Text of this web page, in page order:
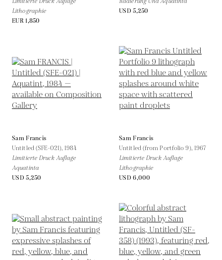
Lithographie
EUR 1,850
USD 5,250
Sam Francis
Untitled (SFE-021), 1984
Limitierte Druck Auflage
Aquatinta
USD 5,250
Sam Francis
Untitled (from Portfolio 9), 1967
Limitierte Druck Auflage
Lithographie
USD 6,000